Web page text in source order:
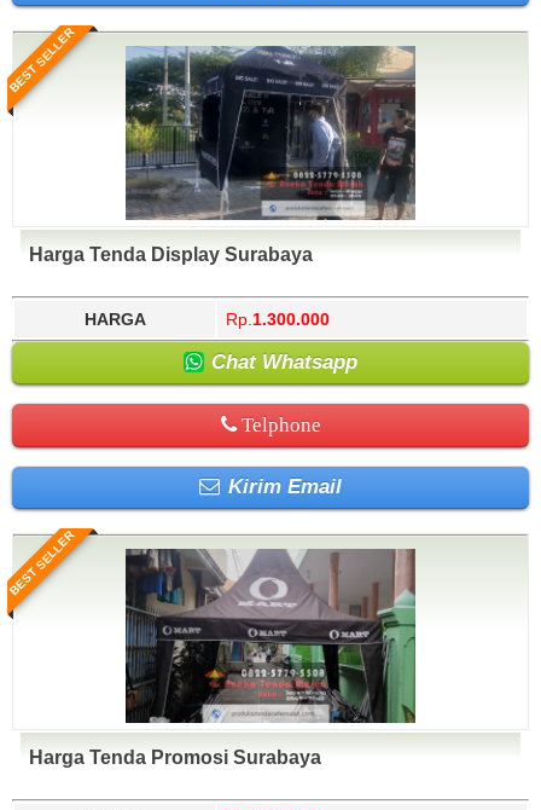
BEST SELLER
Harga Tenda Display Surabaya
HARGA Rp. 1.300.000
Chat Whatsapp
Telphone
Kirim Email
BEST SELLER
Harga Tenda Promosi Surabaya